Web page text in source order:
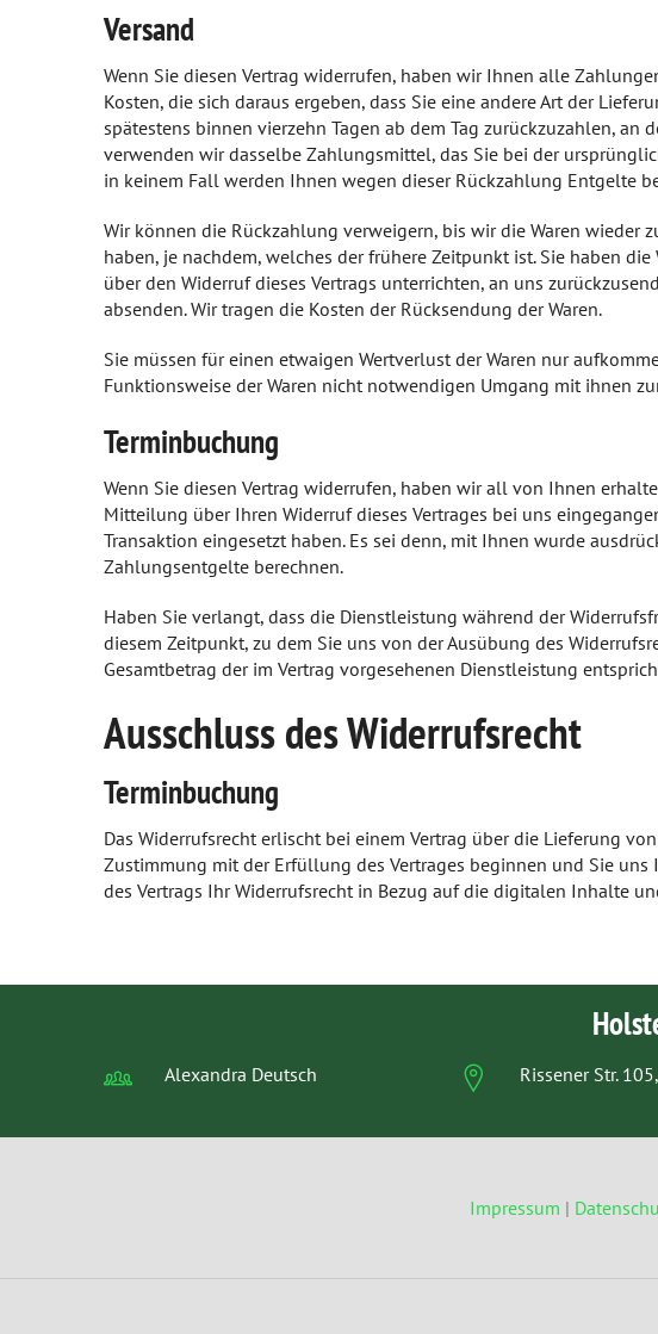
Schmerz- und Schlafmedizin
Frauenkrankheiten
Männerkrankheiten
Versand
Wenn Sie diesen Vertrag widerrufen, haben wir Ihnen alle
Kosten, die sich daraus ergeben, dass Sie eine andere Art der
spätestens binnen vierzehn Tagen ab dem Tag zurückzuzahlen,
verwenden wir dasselbe Zahlungsmittel, das Sie bei der
in keinem Fall werden Ihnen wegen dieser Rückzahlung Entgelte
Wir können die Rückzahlung verweigern, bis wir die Waren wieder
haben, je nachdem, welches der frühere Zeitpunkt ist. Sie haben
über den Widerruf dieses Vertrags unterrichten, an uns
absenden. Wir tragen die Kosten der Rücksendung der Waren.
Sie müssen für einen etwaigen Wertverlust der Waren nur
Funktionsweise der Waren nicht notwendigen Umgang mit ihnen
Terminbuchung
Wenn Sie diesen Vertrag widerrufen, haben wir all von Ihnen
Mitteilung über Ihren Widerruf dieses Vertrages bei uns
Transaktion eingesetzt haben. Es sei denn, mit Ihnen wurde
Zahlungsentgelte berechnen.
Haben Sie verlangt, dass die Dienstleistung während der
diesem Zeitpunkt, zu dem Sie uns von der Ausübung des
Gesamtbetrag der im Vertrag vorgesehenen Dienstleistung
Ausschluss des Widerrufsrecht
Terminbuchung
Das Widerrufsrecht erlischt bei einem Vertrag über die Lieferung
Zustimmung mit der Erfüllung des Vertrages beginnen und Sie
des Vertrags Ihr Widerrufsrecht in Bezug auf die digitalen Inhalte
Alexandra Deutsch Rissener Str.
Impressum |